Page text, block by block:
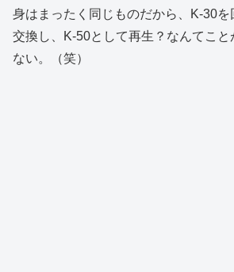
身はまったく同じものだから、K-30を
交換し、K-50として再生？なんてこと
ない。（笑）